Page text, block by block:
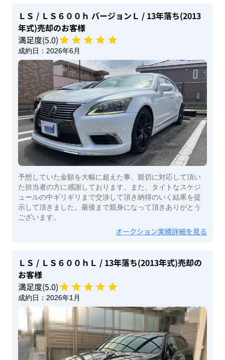
ＬＳ / ＬＳ６００ｈ バージョンＬ / 13年落ち(2013
年式)売却のお客様
満足度(5.0)
成約日： 2026年6月
予想していた金額を大幅に超えた事、親切に対応して頂い
た担当者の方に感謝しております。また、タイトなスケジ
ュールの中ギリギリまで交渉して頂き納得のいく結果を提
示して頂きました。最後まで親身になって頂きありがとう
ございます。
オークション実績詳細を見る
ＬＳ / ＬＳ６００ｈＬ / 13年落ち(2013年式)売却の
お客様
満足度(5.0)
成約日： 2026年1月